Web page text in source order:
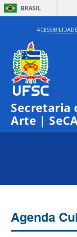
BRASIL
ACESSIBILIDADE
Secretaria
Arte |
Agenda